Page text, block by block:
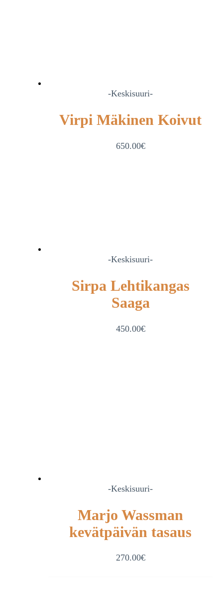
-Keskisuuri-
Virpi Mäkinen Koivut
650.00€
-Keskisuuri-
Sirpa Lehtikangas
Saaga
450.00€
-Keskisuuri-
Marjo Wassman
kevätpäivän tasaus
270.00€